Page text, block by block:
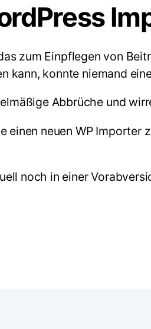
zum Einpflegen von
kann, konnte niemand
Abbrüche und
einen neuen WP
noch in einer